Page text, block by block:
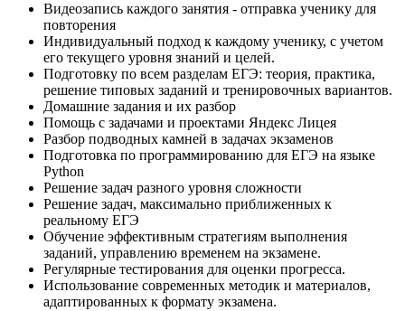
Видеозапись каждого занятия - отправка ученику для
повторения
Индивидуальный подход к каждому ученику, с учетом
его текущего уровня знаний и целей.
Подготовку по всем разделам ЕГЭ: теория, практика,
решение типовых заданий и тренировочных вариантов.
Домашние задания и их разбор
Помощь с задачами и проектами Яндекс Лицея
Разбор подводных камней в задачах экзаменов
Подготовка по программированию для ЕГЭ на языке
Python
Решение задач разного уровня сложности
Решение задач, максимально приближенных к
реальному ЕГЭ
Обучение эффективным стратегиям выполнения
заданий, управлению временем на экзамене.
Регулярные тестирования для оценки прогресса.
Использование современных методик и материалов,
адаптированных к формату экзамена.